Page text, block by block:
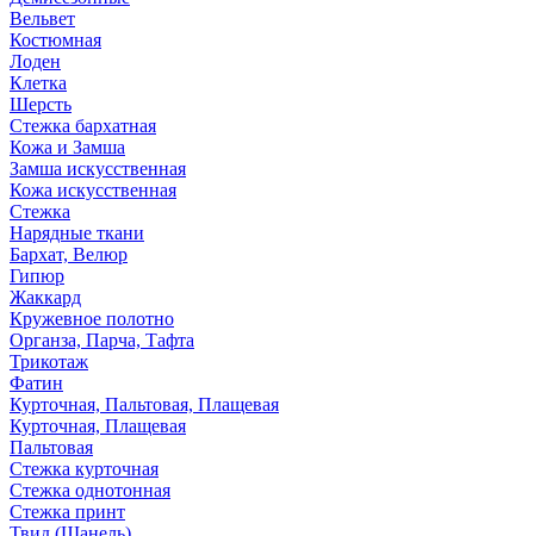
Вельвет
Костюмная
Лоден
Клетка
Шерсть
Стежка бархатная
Кожа и Замша
Замша искусственная
Кожа искусственная
Стежка
Нарядные ткани
Бархат, Велюр
Гипюр
Жаккард
Кружевное полотно
Органза, Парча, Тафта
Трикотаж
Фатин
Курточная, Пальтовая, Плащевая
Курточная, Плащевая
Пальтовая
Стежка курточная
Стежка однотонная
Стежка принт